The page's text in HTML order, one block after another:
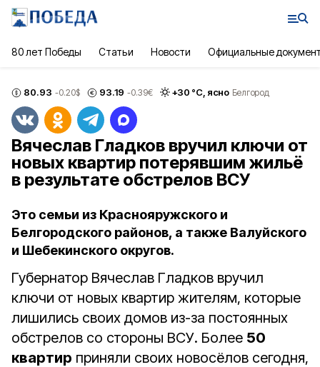
80 лет Победы Статьи Новости Официальные
80.93 -0.20$ 93.19 -0.39€ +30 °С, ясно Белгород
Вячеслав Гладков вручил ключи от
новых квартир потерявшим жильё
в результате обстрелов ВСУ
Это семьи из Краснояружского и
Белгородского районов, а также Валуйского
и Шебекинского округов.
Губернатор Вячеслав Гладков вручил
ключи от новых квартир жителям, которые
лишились своих домов из-за постоянных
обстрелов со стороны ВСУ. Более 50
квартир приняли своих новосёлов сегодня,